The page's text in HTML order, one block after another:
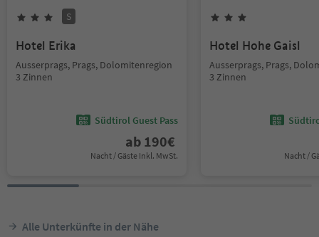
S
Hotel Erika
Ausserprags, Prags, Dolomitenregion
3 Zinnen
Südtirol Guest Pass
ab 190€
Nacht / Gäste Inkl. MwSt.
Hotel Hohe Gaisl
Ausserprags, Prags,
3 Zinnen
Nacht /
Alle Unterkünfte in der Nähe